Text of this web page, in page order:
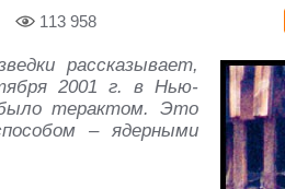
113 958
рассказывает,
2001 г. в Нью-
терактом. Это
– ядерными